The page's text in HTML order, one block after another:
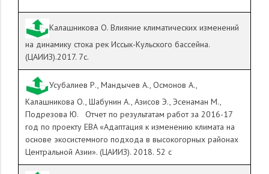
Калашникова О. Влияние климатических изменений
на динамику стока рек Иссык-Кульского бассейна.
(ЦАИИЗ).2017. 7с.
Усубалиев Р., Мандычев А., Осмонов А.,
Калашникова О., Шабунин А., Азисов Э., Эсенаман М.,
Подрезова Ю. Отчет по результатам работ за 2016-17
год по проекту EBA «Адаптация к изменению климата на
основе экосистемного подхода в высокогорных районах
Центральной Азии». (ЦАИИЗ). 2018. 52 с